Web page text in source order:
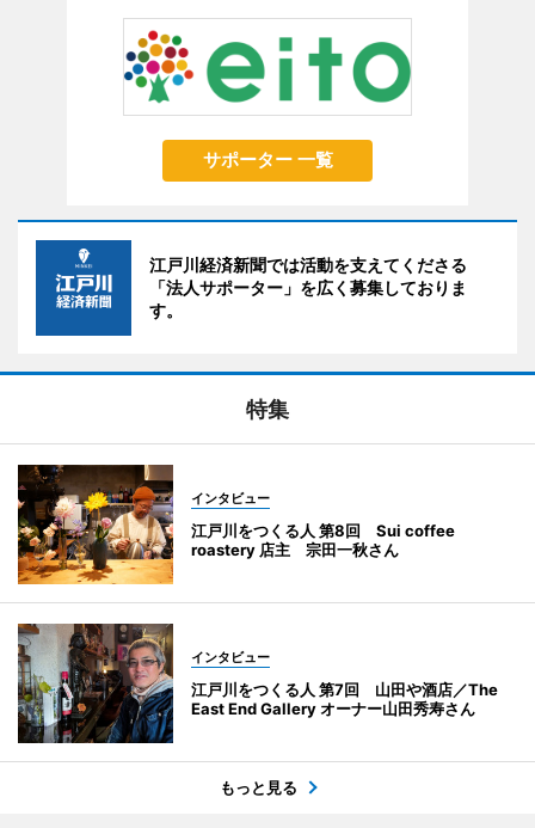
サポーター 一覧
江戸川経済新聞では活動を支えてくださる
「法人サポーター」を広く募集しておりま
す。
特集
インタビュー
江戸川をつくる人 第8回 Sui coffee
roastery 店主 宗田一秋さん
インタビュー
江戸川をつくる人 第7回 山田や酒店／The
East End Gallery オーナー山田秀寿さん
もっと見る